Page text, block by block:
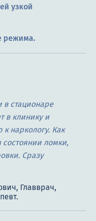
узкой
режима.
в стационаре
в клинику и
к наркологу. Как
состоянии ломки,
Сразу